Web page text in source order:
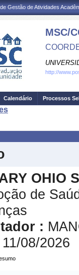
Gestão de Atividades
MSC/
http://
Calendário Processos
OHIO
de
:
11/08/2026